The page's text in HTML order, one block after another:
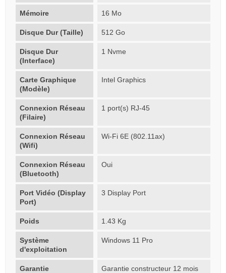
Mémoire 16 Mo
Disque Dur (Taille) 512 Go
Disque Dur
(Interface)
1 Nvme
Carte Graphique
(Modèle)
Intel Graphics
Connexion Réseau
(Filaire)
1 port(s) RJ-45
Connexion Réseau
(Wifi)
Wi-Fi 6E (802.11ax)
Connexion Réseau
(Bluetooth)
Oui
Port Vidéo (Display
Port)
3 Display Port
Poids 1.43 Kg
Système
d'exploitation
Windows 11 Pro
Garantie Garantie constructeur 12 mois